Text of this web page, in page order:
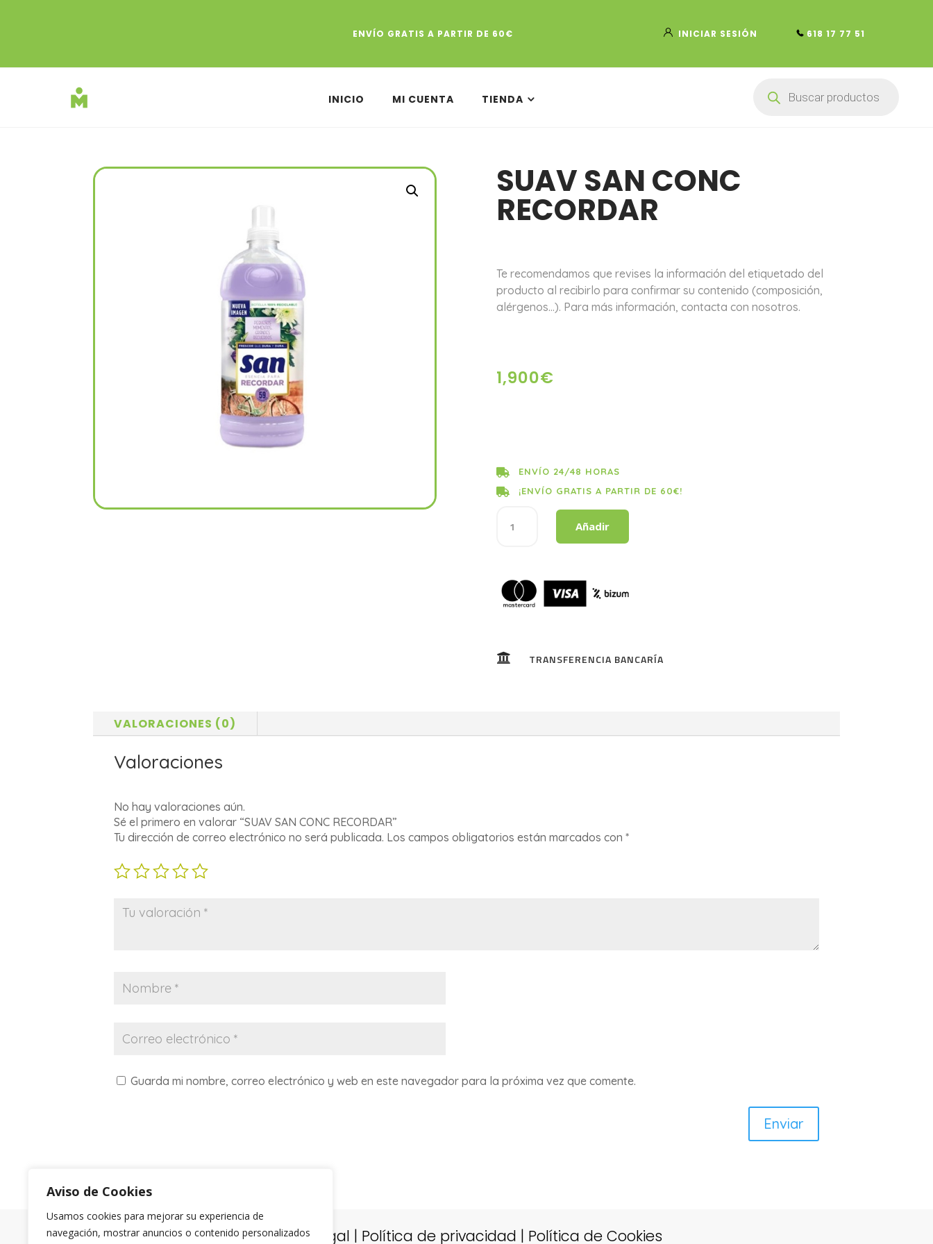
Aviso de Cookies
Usamos cookies para mejorar su experiencia de
navegación, mostrar anuncios o contenido personalizados
ENVÍO GRATIS A PARTIR DE 60€ INICIAR SESIÓN 618 17 77 51
INICIO MI CUENTA TIENDA productos
SUAV SAN CONC
RECORDAR
Te recomendamos que revises la información del etiquetado del
producto al recibirlo para confirmar su contenido (composición,
alérgenos…). Para más información, contacta con nosotros.
1,900€
 ENVÍO 24/48 HORAS
 ¡ENVÍO GRATIS A PARTIR DE 60€!
SAN
cantidad
Añadir
 TRANSFERENCIA BANCARÍA
VALORACIONES (0)
Valoraciones
No hay valoraciones aún.
Sé el primero en valorar “SUAV SAN CONC RECORDAR”
Tu dirección de correo electrónico no será publicada. Los campos obligatorios están marcados con*
Guarda mi nombre, correo electrónico y web en este navegador para la próxima vez que comente.
Aviso Legal | Política de privacidad | Política de Cookies